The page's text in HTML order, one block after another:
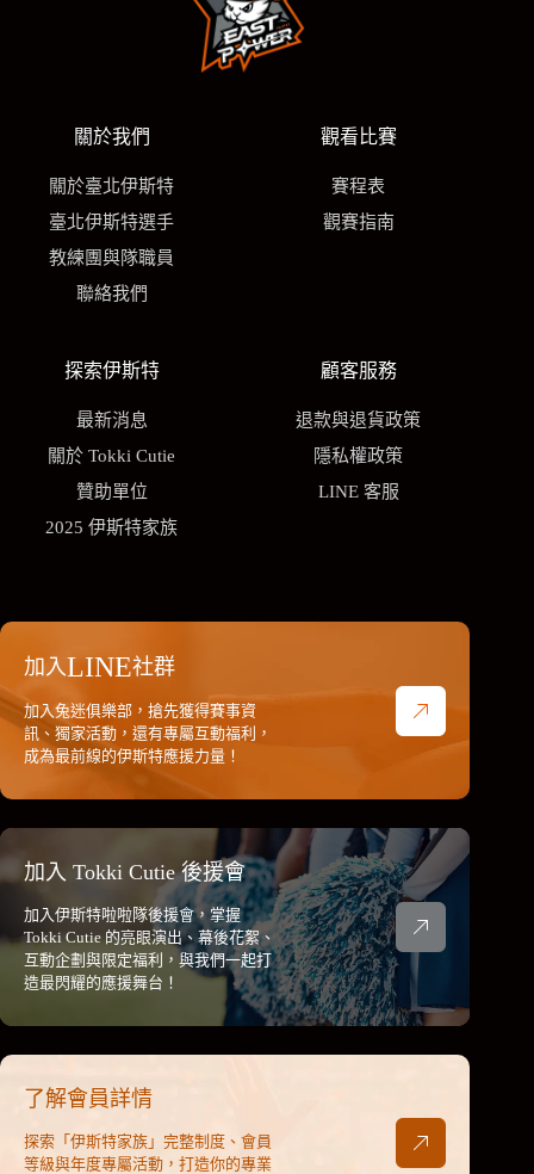
關於我們
關於臺北伊斯特
臺北伊斯特選手
教練團與隊職員
聯絡我們
觀看比賽
賽程表
觀賽指南
探索伊斯特
最新消息
關於 Tokki Cutie
贊助單位
2025 伊斯特家族
顧客服務
退款與退貨政策
隱私權政策
LINE 客服
加入LINE社群
加入兔迷俱樂部，搶先獲得賽事資
訊、獨家活動，還有專屬互動福利，
成為最前線的伊斯特應援力量！
加入 Tokki Cutie 後援會
加入伊斯特啦啦隊後援會，掌握
Tokki Cutie 的亮眼演出、幕後花絮、
互動企劃與限定福利，與我們一起打
造最閃耀的應援舞台！
了解會員詳情
探索「伊斯特家族」完整制度、會員
等級與年度專屬活動，打造你的專業